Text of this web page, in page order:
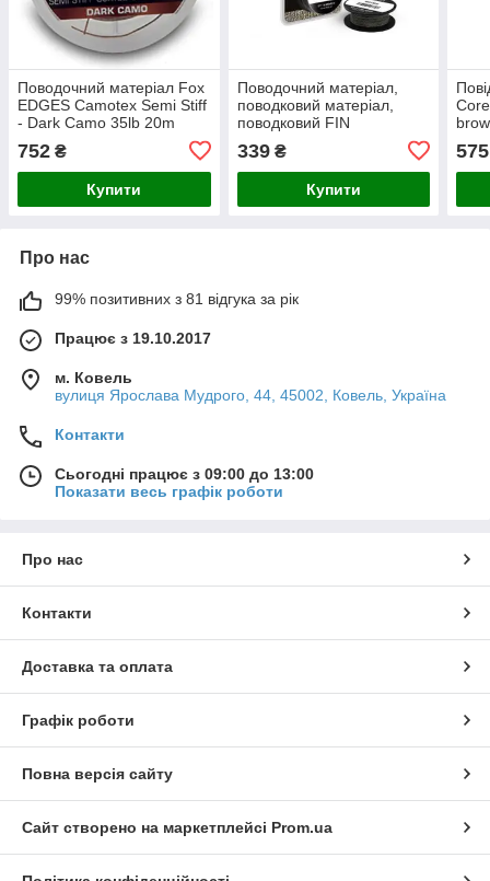
Поводочний матеріал Fox
EDGES Camotex Semi Stiff
- Dark Camo 35lb 20m
752 ₴
Купити
Поводочний матеріал,
поводковий матеріал,
поводковий FIN
HOOKLINE 6K 20m / gravel
(гравій) 25Lb
339₴
Купити
575
Про нас
99% позитивних з 81 відгука за рік
Працює з 19.10.2017
м. Ковель
вулиця Ярослава Мудрого, 44, 45002, Ковель, Україна
Контакти
Сьогодні працює з 09:00 до 13:00
Показати весь графік роботи
Про нас
Контакти
Доставка та оплата
Графік роботи
Повна версія сайту
Сайт створено на маркетплейсі Prom.ua